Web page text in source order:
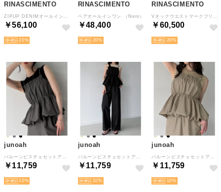
RINASCIMENTO
￥56,100
20
RINASCIMENTO
ベアオールインワン （Nero）
￥48,400
20
RINASCIMENTO
￥60,500
20
junoah
￥11,759
10
junoah
￥11,759
10
junoah
￥11,759
10